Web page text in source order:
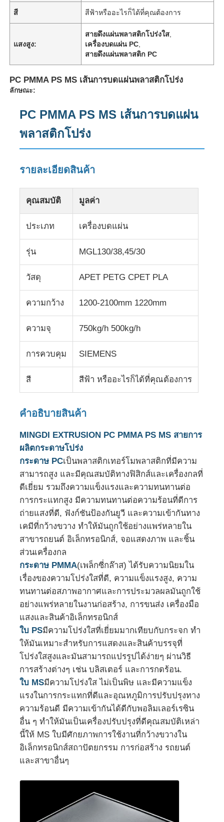
หน้าแรก
เกี่ยวกับเรา
การควบคุมคุณภาพ
ติดต่อเรา
ข่าว
กรณี
ขอทุน
สายดึงแผ่นสัตว์เลี้ยง
สายดึงสกรูคู่
สายดึงแผ่นหลายชั้น
สายการผลิตฟีนเนอร์
สายพัดแผ่น PMMA GPPS
สายดึงแผ่นพลาสติก
สายดึงแผ่นแบบ thermoforming
สายการผลิตแผ่น PP
สี สีฟ้าหรืออะไรก็ได้ที่คุณต้องการ
แสงสูง:
สายดึงแผ่นพลาสติกโปร่งใส
เครื่องบดแผ่น PC
สายดึงแผ่นพลาสติก PC
PC PMMA PS MS เส้นการบดแผ่นพลาสติกโปร่ง
ลักษณะ:
PC PMMA PS MS เส้นการบดแผ่น
พลาสติกโปร่ง
รายละเอียดสินค้า
คุณสมบัติ มูลค่า
ประเภท เครื่องบดแผ่น
รุ่น MGL130/38,45/30
วัสดุ APET PETG CPET PLA
ความกว้าง 1200-2100mm 1220mm
ความจุ 750kg/h 500kg/h
การควบคุม SIEMENS
สี สีฟ้า หรืออะไรก็ได้ที่คุณต้องการ
คําอธิบายสินค้า
MINGDI EXTRUSION PC PMMA PS MS สายการ
ผลิตกระดาษโปร่ง
กระดาษ PCเป็นพลาสติกเทอร์โมพลาสติกที่มีความ
สามารถสูง และมีคุณสมบัติทางฟิสิกส์และเครื่องกลที่
ดีเยี่ยม รวมถึงความแข็งแรงและความทนทานต่อ
การกระแทกสูง มีความทนทานต่อความร้อนที่ดีการ
ถ่ายแสงที่ดี, ฟังก์ชันป้องกันยูวี และความเข้ากันทาง
เคมีที่กว้างขวาง ทําให้มันถูกใช้อย่างแพร่หลายใน
สาขารถยนต์ อิเล็กทรอนิกส์, จอแสดงภาพ และชิ้น
ส่วนเครื่องกล
กระดาษ PMMA(เพล็กซี่กล๊าส) ได้รับความนิยมใน
เรื่องของความโปร่งใสที่ดี, ความแข็งแรงสูง, ความ
ทนทานต่อสภาพอากาศและการประมวลผลมันถูกใช้
อย่างแพร่หลายในงานก่อสร้าง, การขนส่ง เครื่องมือ
แสงและสินค้าอิเล็กทรอนิกส์
ใบ PSมีความโปร่งใสที่เยี่ยมมากเทียบกับกระจก ทํา
ให้มันเหมาะสําหรับการแสดงและสินค้าบรรจุที่
โปร่งใสสูงและมันสามารถแปรรูปได้ง่ายๆ ผ่านวิธี
การสร้างต่างๆ เช่น บลิสเตอร์ และการกดร้อน.
ใบ MSมีความโปร่งใส ไม่เป็นพิษ และมีความแข็ง
แรงในการกระแทกที่ดีและอุณหภูมิการปรับปรุงทาง
ความร้อนดี มีความเข้ากันได้ดีกับพอลิมเลอร์เรซิน
อื่น ๆ ทําให้มันเป็นเครื่องปรับปรุงที่ดีคุณสมบัติเหล่า
นี้ให้ MS ใบมีศักยภาพการใช้งานที่กว้างขวางใน
อิเล็กทรอนิกส์สถาปัตยกรรม การก่อสร้าง รถยนต์
และสาขาอื่นๆ